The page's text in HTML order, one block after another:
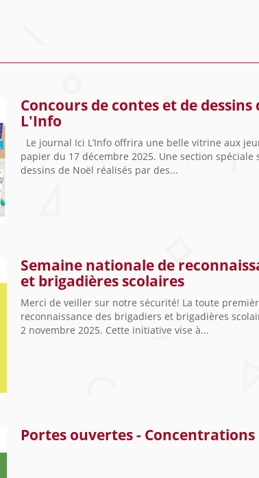
Concours de contes et de dessins
L'Info
Le journal Ici L’Info offrira une belle vitrine aux
papier du 17 décembre 2025. Une section spéciale
dessins de Noël réalisés par des...
Semaine nationale de
et brigadières scolaires
Merci de veiller sur notre sécurité! La toute
reconnaissance des brigadiers et brigadières
2 novembre 2025. Cette initiative vise à...
Portes ouvertes -